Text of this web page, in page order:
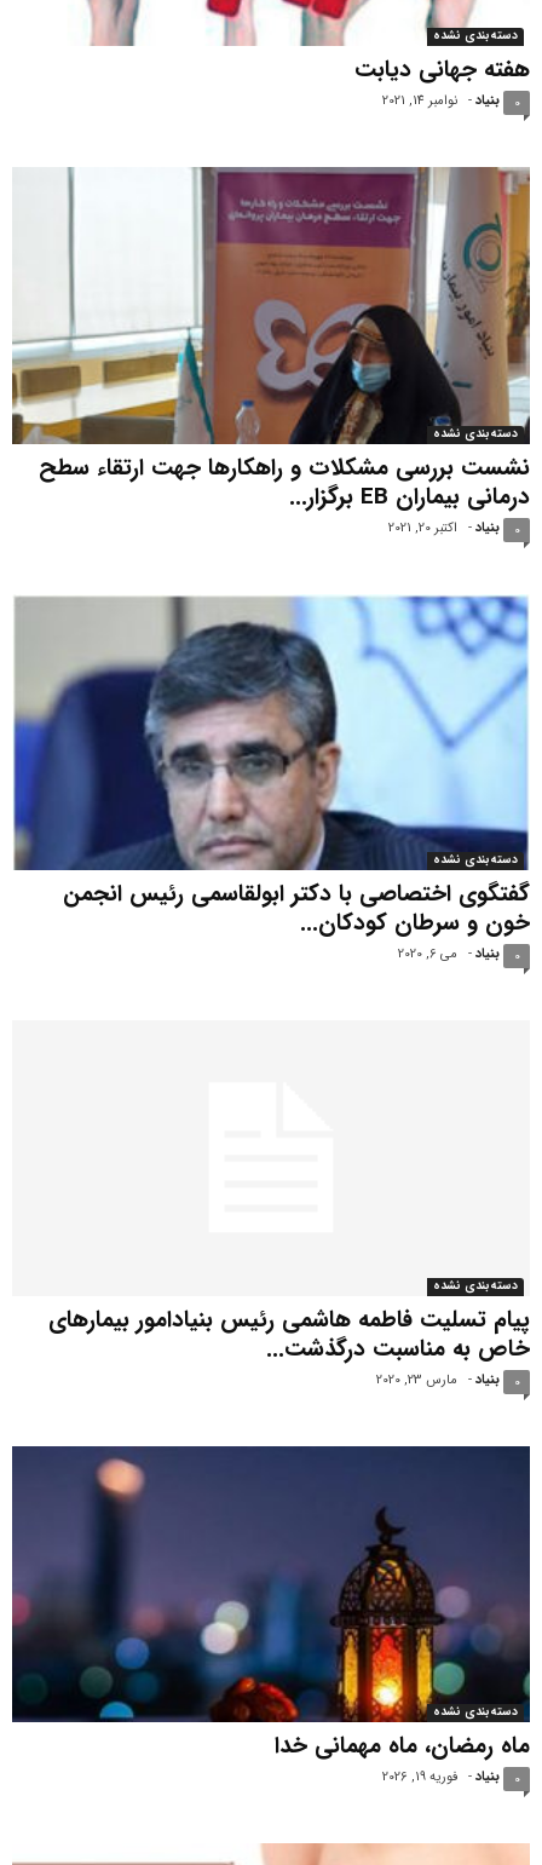
دسته‌بندی نشده
هفته جهانی دیابت
بنیاد- نوامبر 14, 2021 0
دسته‌بندی نشده
نشست بررسی مشکلات و راهکارها جهت ارتقاء سطح
درمانی بیماران EB برگزار...
بنیاد- اکتبر 20, 2021 0
دسته‌بندی نشده
گفتگوی اختصاصی با دکتر ابولقاسمی رئیس انجمن
خون و سرطان کودکان...
بنیاد- می 6, 2020 0
دسته‌بندی نشده
پیام تسلیت فاطمه هاشمی رئیس بنیادامور بیمارهای
خاص به مناسبت درگذشت...
بنیاد- مارس 23, 2020 0
دسته‌بندی نشده
ماه رمضان، ماه مهمانی خدا
بنیاد- فوریه 19, 2026 0